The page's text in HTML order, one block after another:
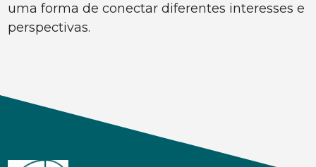
uma forma de conectar diferentes interesses e
perspectivas.